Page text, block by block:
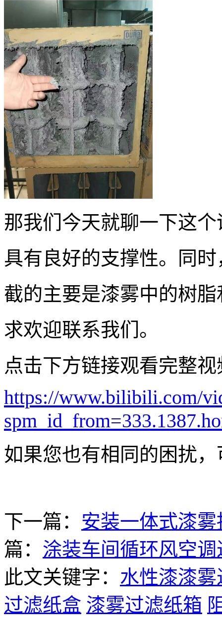
那我们今天就聊一下这
具有良好的支撑性。同
截的主要是漆雾中的树
求欢迎联系我们。
点击下方链接观看完整视
https://www.bilibili.com/
如果您也有相同的困扰
下一篇： 安装一体式漆
篇： 涂装车间循环风空
此文关键字： 水性漆漆雾
过滤纸盒 漆雾过滤纸箱